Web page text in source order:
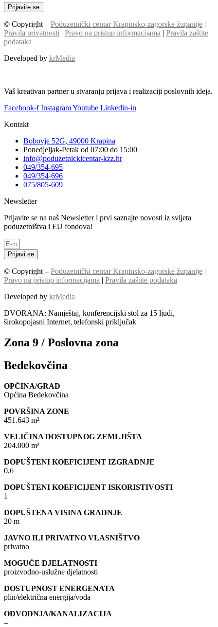
© Copyright – Poduzetnički centar Krapinsko-zagorske županije |
Pravila privatnosti | Pravo na pristup informacijama | Pravila zaštite
podataka
Developed by krMedia
Vaš kreativan partner u stvaranju prijava i realizaciji poslovnih ideja.
Facebook-f InstagramYoutube Linkedin-in
Kontakt
Bobovje 52G, 49000 Krapina
Ponedjeljak-Petak od 07:00 do 15:00
info@poduzetnickicentar-kzz.hr
049/354-695
049/354-696
075/805-609
Newsletter
Prijavite se na naš Newsletter i prvi saznajte novosti iz svijeta
poduzetništva i EU fondova!
Prijavi se
© Copyright – Poduzetnički centar Krapinsko-zagorske županije |
Pravo na pristup informacijama | Pravila zaštite podataka
Developed by krMedia
DVORANA: Namještaj, konferencijski stol za 15 ljudi,
širokopojasni Internet, telefonski priključak
Zona 9 / Poslovna zona
Bedekovčina
OPĆINA/GRAD
Općina Bedekovčina
POVRŠINA ZONE
451.643 m²
VELIČINA DOSTUPNOG ZEMLJIŠTA
204.000 m²
DOPUŠTENI KOEFICIJENT IZGRADNJE
0,6
DOPUŠTENI KOEFICIJENT ISKORISTIVOSTI
1
DOPUŠTENA VISINA GRADNJE
20 m
JAVNO ILI PRIVATNO VLASNIŠTVO
privatno
MOGUĆE DJELATNOSTI
proizvodno-uslužne djelatnosti
DOSTUPNOST ENERGENATA
plin/električna energija/voda
ODVODNJA/KANALIZACIJA
–